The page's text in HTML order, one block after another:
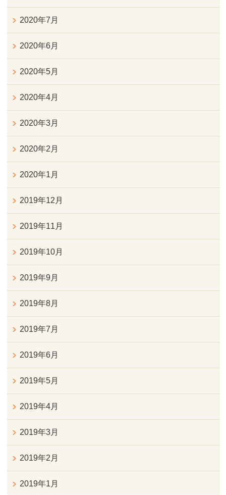
2020年7月
2020年6月
2020年5月
2020年4月
2020年3月
2020年2月
2020年1月
2019年12月
2019年11月
2019年10月
2019年9月
2019年8月
2019年7月
2019年6月
2019年5月
2019年4月
2019年3月
2019年2月
2019年1月